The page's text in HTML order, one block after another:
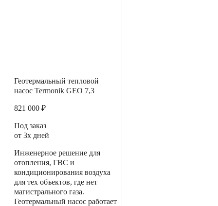
Геотермальный тепловой
насос Termonik GEO 7,3
821 000 ₽
Под заказ
от 3х дней
Инженерное решение для
отопления, ГВС и
кондиционирования воздуха
для тех объектов, где нет
магистрального газа.
Геотермальный насос работает